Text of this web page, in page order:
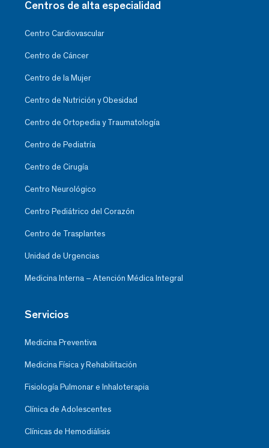
Centros de alta especialidad
Centro Cardiovascular
Centro de Cáncer
Centro de la Mujer
Centro de Nutrición y Obesidad
Centro de Ortopedia y Traumatología
Centro de Pediatría
Centro de Cirugía
Centro Neurológico
Centro Pediátrico del Corazón
Centro de Trasplantes
Unidad de Urgencias
Medicina Interna – Atención Médica Integral
Servicios
Medicina Preventiva
Medicina Física y Rehabilitación
Fisiología Pulmonar e Inhaloterapia
Clínica de Adolescentes
Clínicas de Hemodiálisis